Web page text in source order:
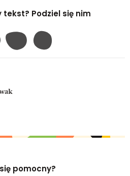
tekst? Podziel się nim
pomocny?